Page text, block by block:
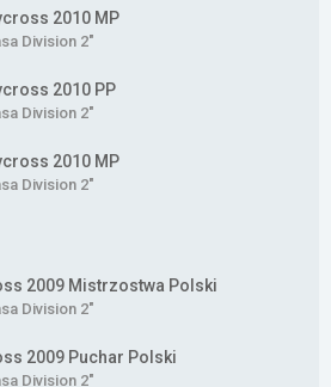
2010 MP
Division 2"
2010 PP
Division 2"
2010 MP
Division 2"
2009 Mistrzostwa Polski
Division 2"
2009 Puchar Polski
Division 2"